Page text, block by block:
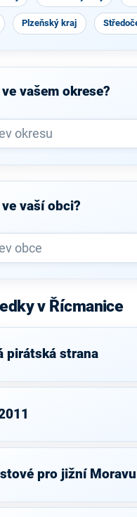
Plzeňský kraj
vašem okrese?
vaší obci?
v Řícmanice
pirátská strana
pro jižní Moravu